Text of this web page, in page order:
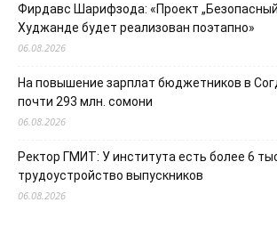
Фирдавс Шарифзода: «Проект „Безопасный
Худжанде будет реализован поэтапно»
06.08.2026
На повышение зарплат бюджетников в
почти 293 млн. сомони
06.08.2026
Ректор ГМИТ: У института есть более 6
трудоустройство выпускников
06.08.2026